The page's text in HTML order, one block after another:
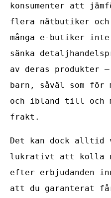
konsumenter att
flera nätbutiker
många e-butiker
sänka
av deras produkter
barn, såväl som för
och ibland till och
frakt.
Det kan dock alltid
lukrativt att kolla
efter erbjudanden
att du garanterat